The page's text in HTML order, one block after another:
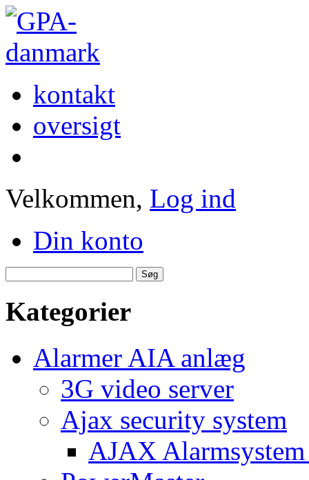
kontakt
oversigt
Velkommen, Log ind
Din konto
Kategorier
Alarmer AIA anlæg
3G video server
Ajax security system
AJAX